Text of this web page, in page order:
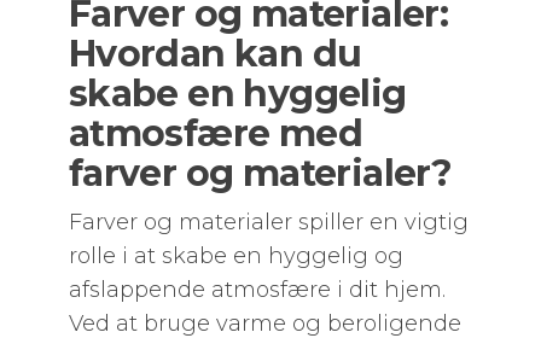
Farver og materialer:
Hvordan kan du
skabe en hyggelig
atmosfære med
farver og materialer?
Farver og materialer spiller en vigtig
rolle i at skabe en hyggelig og
afslappende atmosfære i dit hjem.
Ved at bruge varme og beroligende